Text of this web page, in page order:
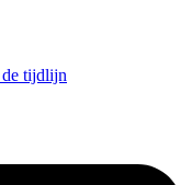
de tijdlijn